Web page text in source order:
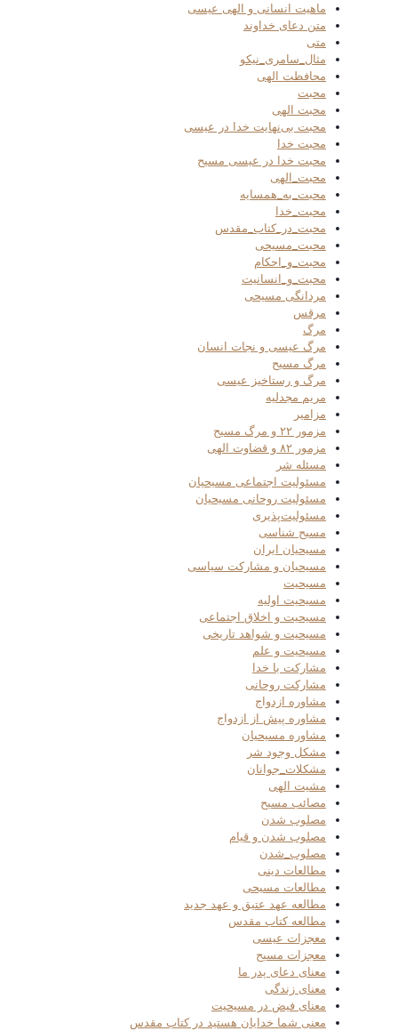
ماهیت انسانی و الهی عیسی
متن دعای خداوند
متی
مثال_سامری_نیکو
محافظت الهی
محبت
محبت الهی
محبت بی‌نهایت خدا در عیسی
محبت خدا
محبت خدا در عیسی مسیح
محبت_الهی
محبت_به_همسایه
محبت_خدا
محبت_در_کتاب_مقدس
محبت_مسیحی
محبت_و_احکام
محبت_و_انسانیت
مردانگی مسیحی
مرقس
مرگ
مرگ عیسی و نجات انسان
مرگ مسیح
مرگ و رستاخیز عیسی
مریم مجدلیه
مزامیر
مزمور ۲۲ و مرگ مسیح
مزمور ۸۲ و قضاوت الهی
مسئله شر
مسئولیت اجتماعی مسیحیان
مسئولیت روحانی مسیحیان
مسئولیت‌پذیری
مسیح شناسی
مسیحیان ایران
مسیحیان و مشارکت سیاسی
مسیحیت
مسیحیت اولیه
مسیحیت و اخلاق اجتماعی
مسیحیت و شواهد تاریخی
مسیحیت و علم
مشارکت با خدا
مشارکت روحانی
مشاوره ازدواج
مشاوره پیش از ازدواج
مشاوره مسیحیان
مشکل وجود شر
مشکلات_جوانان
مشیت الهی
مصائب مسیح
مصلوب شدن
مصلوب شدن و قیام
مصلوب_شدن
مطالعات دینی
مطالعات مسیحی
مطالعه عهد عتیق و عهد جدید
مطالعه کتاب مقدس
معجزات عیسی
معجزات مسیح
معنای دعای پدر ما
معنای زندگی
معنای فیض در مسیحیت
معنی شما خدایان هستید در کتاب مقدس